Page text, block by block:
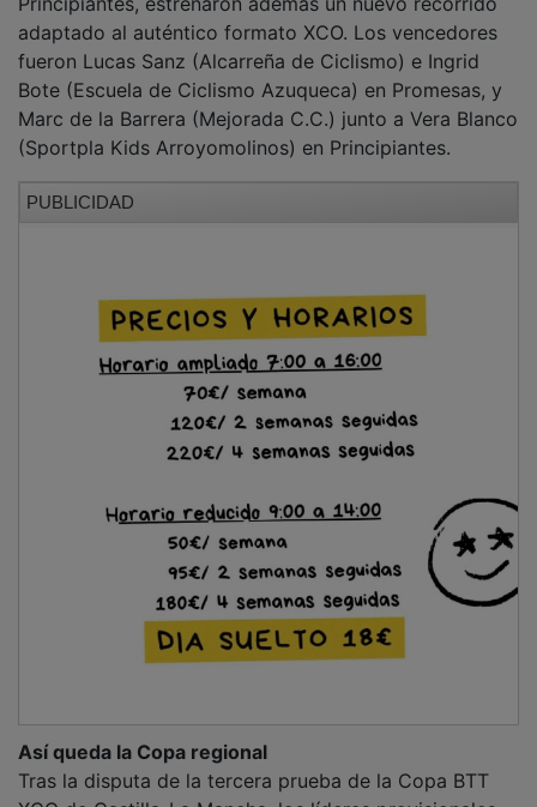
adaptado al auténtico formato XCO. Los vencedores
fueron Lucas Sanz (Alcarreña de Ciclismo) e Ingrid
Bote (Escuela de Ciclismo Azuqueca) en Promesas, y
Marc de la Barrera (Mejorada C.C.) junto a Vera Blanco
(Sportpla Kids Arroyomolinos) en Principiantes.
Tras la disputa de la tercera prueba de la Copa BTT
XCO de Castilla-La Mancha, los líderes provisionales